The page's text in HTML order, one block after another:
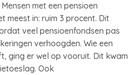
met een pensioen
meest in: ruim 3 procent. Dit
veel pensioenfondsen pas
verhoogden. Wie een
ging er wel op vooruit. Dit kwam
Ook